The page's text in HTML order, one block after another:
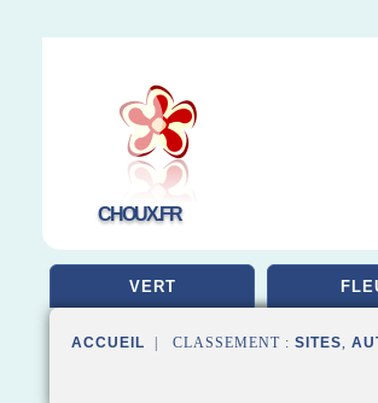
CHOUX.FR
VERT
ACCUEIL | CLASSEMENT : SITES,